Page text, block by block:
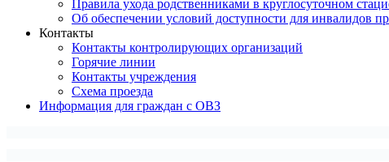
Правила ухода родственниками в круглосуточном
Об обеспечении условий доступности для инвалидов
Контакты
Контакты контролирующих организаций
Горячие линии
Контакты учреждения
Схема проезда
Информация для граждан с ОВЗ